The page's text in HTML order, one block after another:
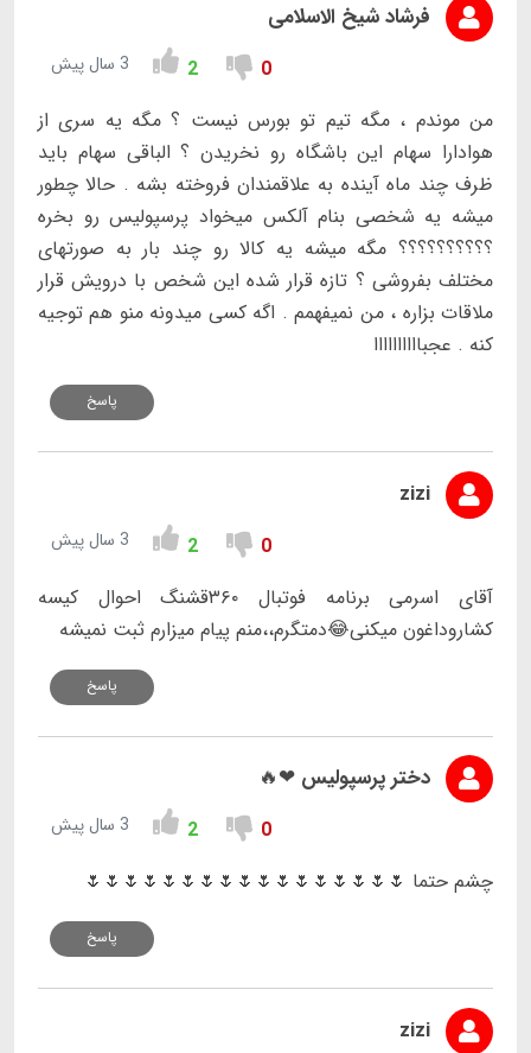
فرشاد شیخ الاسلامی
0
2 3 سال پیش
من موندم ، مگه تیم تو بورس نیست ؟ مگه یه سری از
هوادارا سهام این باشگاه رو نخریدن ؟ الباقی سهام باید
ظرف چند ماه آینده به علاقمندان فروخته بشه . حالا چطور
میشه یه شخصی بنام آلکس میخواد پرسپولیس رو بخره
؟؟؟؟؟؟؟؟؟؟ مگه میشه یه کالا رو چند بار به صورتهای
مختلف بفروشی ؟ تازه قرار شده این شخص با درویش قرار
ملاقات بزاره ، من نمیفهمم . اگه کسی میدونه منو هم توجیه
کنه . عجباااااااااا
پاسخ
zizi
0
2 3 سال پیش
آقای اسرمی برنامه فوتبال ۳۶۰قشنگ احوال کیسه
کشاروداغون میکنی😂دمتگرم،،منم پیام میزارم ثبت نمیشه
پاسخ
دختر پرسپولیس ❤🔥
0
2 3 سال پیش
چشم حتما 🌷🌷🌷🌷🌷🌷🌷🌷🌷🌷🌷🌷🌷🌷🌷🌷🌷
پاسخ
zizi